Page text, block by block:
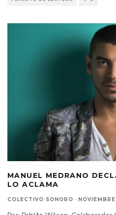
MANUEL MEDRANO
LO ACLAMA
COLECTIVO SONORO ·